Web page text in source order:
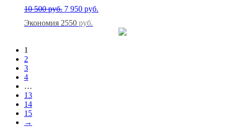
10 500руб. 7 950 руб.
Экономия 2550 руб.
1
2
3
4
…
13
14
15
→